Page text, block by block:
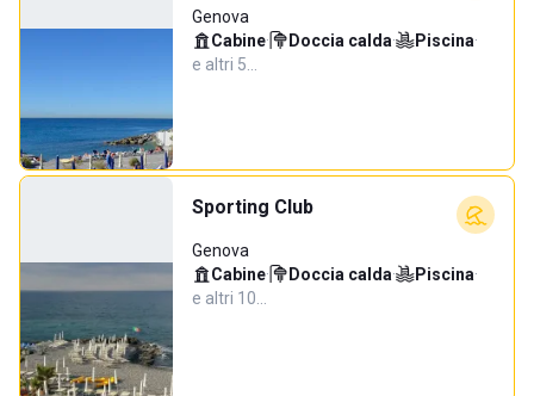
Genova
Cabine· Doccia calda· Piscina·
e altri 5…
Sporting Club
Genova
Cabine· Doccia calda· Piscina·
e altri 10…